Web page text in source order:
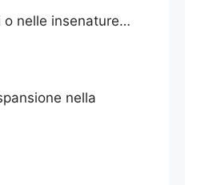
o nelle insenature…
nella